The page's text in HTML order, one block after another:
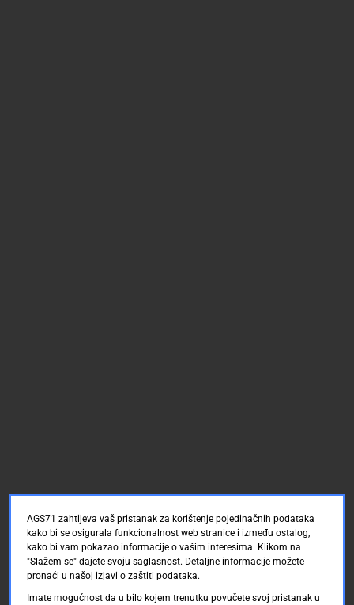
AGS71 zahtijeva vaš pristanak za korištenje pojedinačnih podataka
kako bi se osigurala funkcionalnost web stranice i između ostalog,
kako bi vam pokazao informacije o vašim interesima. Klikom na
"Slažem se" dajete svoju saglasnost. Detaljne informacije možete
pronaći u našoj izjavi o zaštiti podataka.
Imate mogućnost da u bilo kojem trenutku povučete svoj pristanak u